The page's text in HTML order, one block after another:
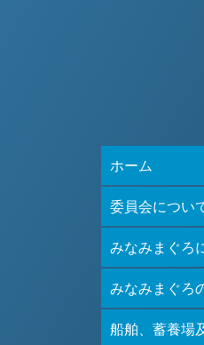
ホーム
委員会につい
みなみまぐろ
みなみまぐろ
船舶、蓄養場